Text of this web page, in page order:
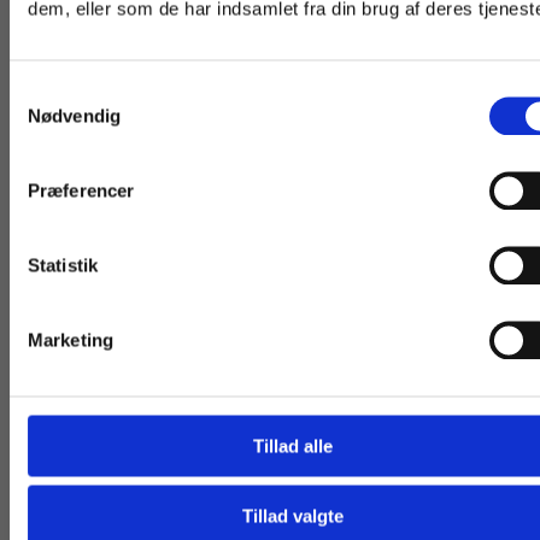
dem, eller som de har indsamlet fra din brug af deres
Nødvendig
Præferencer
Statistik
Marketing
Tillad alle
Tillad valgte
vist priser inkl.
får vist priser ekskl.